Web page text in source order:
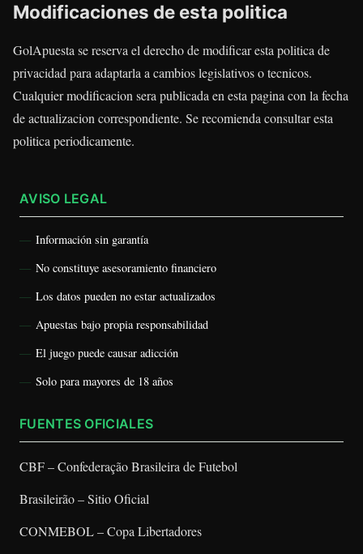
Modificaciones de esta politica
GolApuesta se reserva el derecho de modificar esta politica de
privacidad para adaptarla a cambios legislativos o tecnicos.
Cualquier modificacion sera publicada en esta pagina con la fecha
de actualizacion correspondiente. Se recomienda consultar esta
politica periodicamente.
AVISO LEGAL
Información sin garantía
No constituye asesoramiento financiero
Los datos pueden no estar actualizados
Apuestas bajo propia responsabilidad
El juego puede causar adicción
Solo para mayores de 18 años
FUENTES OFICIALES
CBF – Confederação Brasileira de Futebol
Brasileirão – Sitio Oficial
CONMEBOL – Copa Libertadores